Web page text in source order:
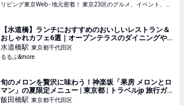
【水道橋】ランチにおすすめのおいしいレストラン＆
おしゃれカフェ6選｜オープンテラスのダイニングや女
子会にぴったりなお店も｜るるぶ&more.
水道橋駅 東京都千代田区
るるぶ&more.
旬のメロンを贅沢に味わう！神楽坂「果房 メロンとロ
マン」の夏限定メニュー | 東京都 | トラベルjp 旅行ガイ
ド
飯田橋駅 東京都千代田区